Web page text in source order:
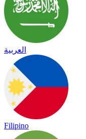
العربية
Filipino